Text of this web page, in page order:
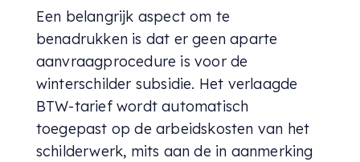
Een belangrijk aspect om te
benadrukken is dat er geen aparte
aanvraagprocedure is voor de
winterschilder subsidie. Het verlaagde
BTW-tarief wordt automatisch
toegepast op de arbeidskosten van het
schilderwerk, mits aan de in aanmerking